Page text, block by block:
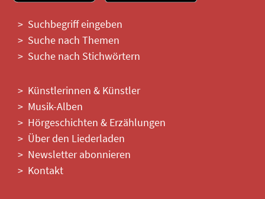
Suchbegriff eingeben
Suche nach Themen
Suche nach Stichwörtern
Künstlerinnen & Künstler
Musik-Alben
Hörgeschichten & Erzählungen
Über den Liederladen
Newsletter abonnieren
Kontakt